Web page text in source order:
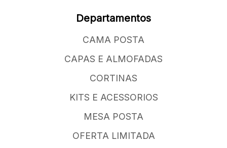
Departamentos
CAMA POSTA
CAPAS E ALMOFADAS
CORTINAS
KITS E ACESSORIOS
MESA POSTA
OFERTA LIMITADA